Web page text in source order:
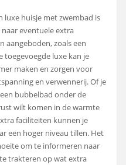
luxe huisje met zwembad is
eventuele extra
aangeboden, zoals een
toegevoegde luxe kan je
maken en zorgen voor
en verwennerij. Of je
bubbelbad onder de
wilt komen in de warmte
faciliteiten kunnen je
een hoger niveau tillen. Het
om te informeren naar
trakteren op wat extra